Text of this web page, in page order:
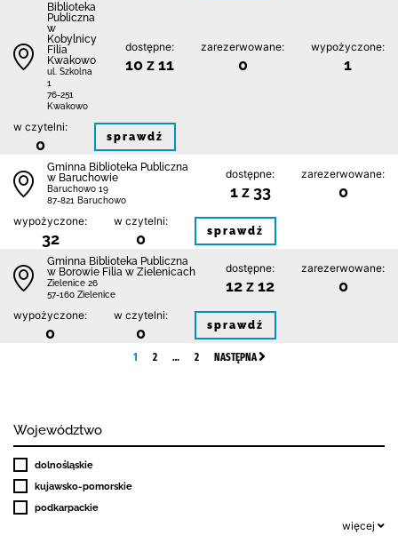
Biblioteka
Publiczna
w
Kobylnicy
Filia
Kwakowo
ul. Szkolna
1
76-251
Kwakowo
dostępne:
10 z 11
zarezerwowane:
0
wypożyczone:
1
w czytelni:
0 sprawdź
Gminna Biblioteka Publiczna
w Baruchowie
Baruchowo 19
87-821 Baruchowo
dostępne:
1 z 33
zarezerwowane:
0
wypożyczone:
32
w czytelni:
0 sprawdź
Gminna Biblioteka Publiczna
w Borowie Filia w Zielenicach
Zielenice 26
57-160 Zielenice
dostępne:
12 z 12
zarezerwowane:
0
wypożyczone:
0
w czytelni:
0 sprawdź
1 2 … 2 NASTĘPNA
Województwo
dolnośląskie
kujawsko-pomorskie
podkarpackie
więcej